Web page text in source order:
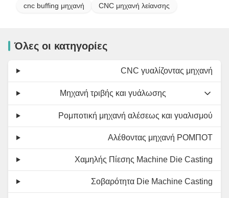
cnc buffing μηχανή
CNC μηχανή λείανσης
Όλες οι κατηγορίες
CNC γυαλίζοντας μηχανή
Μηχανή τριβής και γυάλωσης
Ρομποτική μηχανή αλέσεως και γυαλισμού
Αλέθοντας μηχανή ΡΟΜΠΟΤ
Χαμηλής Πίεσης Machine Die Casting
Σοβαρότητα Die Machine Casting